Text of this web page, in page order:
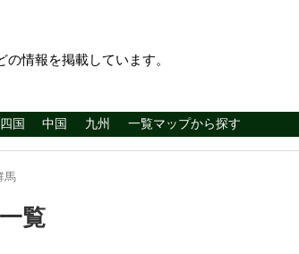
情報を掲載しています。
四国 中国 九州 一覧マップから探す
馬
一覧